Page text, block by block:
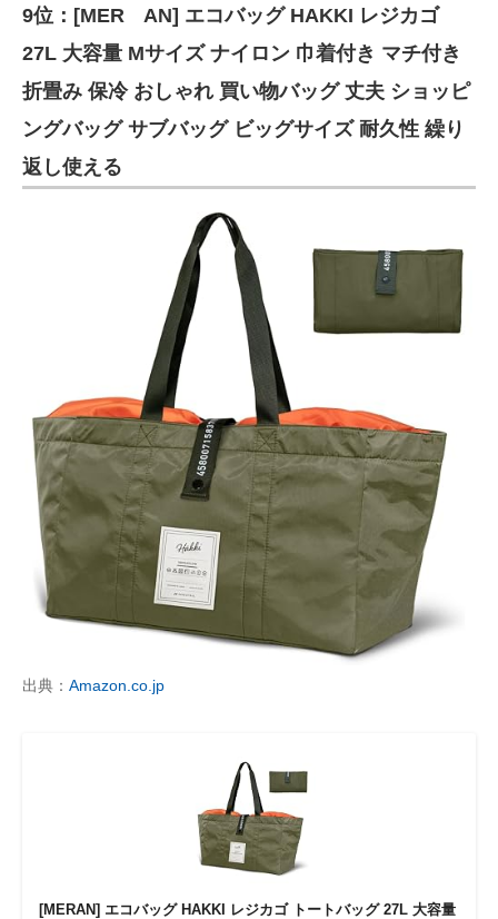
9位：[MER AN] エコバッグ HAKKI レジカゴ
27L 大容量 Mサイズ ナイロン 巾着付き マチ付き
折畳み 保冷 おしゃれ 買い物バッグ 丈夫 ショッピ
ングバッグ サブバッグ ビッグサイズ 耐久性 繰り
返し使える
出典： Amazon.co.jp
[MERAN] エコバッグ HAKKI レジカゴ トートバッグ 27L 大容量